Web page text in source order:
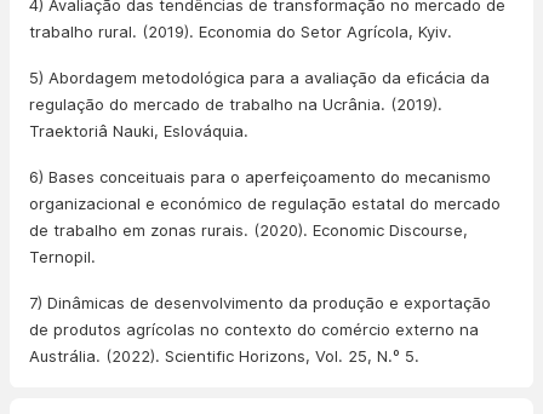
4) Avaliação das tendências de transformação no mercado de
trabalho rural. (2019). Economia do Setor Agrícola, Kyiv.
5) Abordagem metodológica para a avaliação da eficácia da
regulação do mercado de trabalho na Ucrânia. (2019).
Traektoriâ Nauki, Eslováquia.
6) Bases conceituais para o aperfeiçoamento do mecanismo
organizacional e económico de regulação estatal do mercado
de trabalho em zonas rurais. (2020). Economic Discourse,
Ternopil.
7) Dinâmicas de desenvolvimento da produção e exportação
de produtos agrícolas no contexto do comércio externo na
Austrália. (2022). Scientific Horizons, Vol. 25, N.º 5.